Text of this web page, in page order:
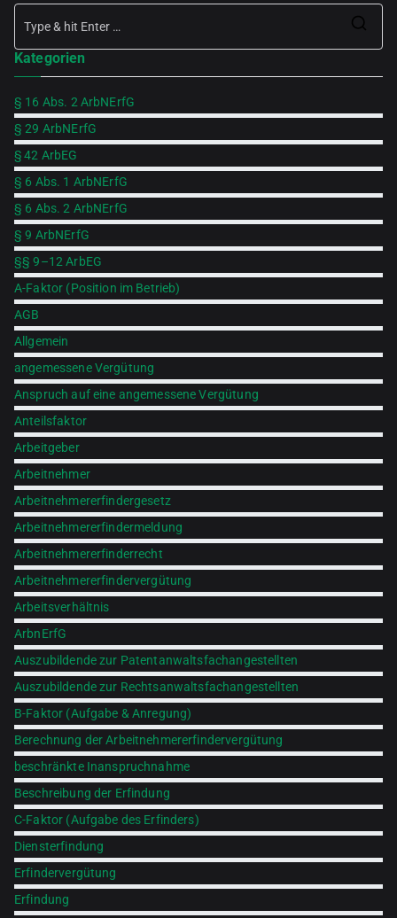
Kategorien
§ 16 Abs. 2 ArbNErfG
§ 29 ArbNErfG
§ 42 ArbEG
§ 6 Abs. 1 ArbNErfG
§ 6 Abs. 2 ArbNErfG
§ 9 ArbNErfG
§§ 9–12 ArbEG
A-Faktor (Position im Betrieb)
AGB
Allgemein
angemessene Vergütung
Anspruch auf eine angemessene Vergütung
Anteilsfaktor
Arbeitgeber
Arbeitnehmer
Arbeitnehmererfindergesetz
Arbeitnehmererfindermeldung
Arbeitnehmererfinderrecht
Arbeitnehmererfindervergütung
Arbeitsverhältnis
ArbnErfG
Auszubildende zur Patentanwaltsfachangestellten
Auszubildende zur Rechtsanwaltsfachangestellten
B-Faktor (Aufgabe & Anregung)
Berechnung der Arbeitnehmererfindervergütung
beschränkte Inanspruchnahme
Beschreibung der Erfindung
C-Faktor (Aufgabe des Erfinders)
Diensterfindung
Erfindervergütung
Erfindung